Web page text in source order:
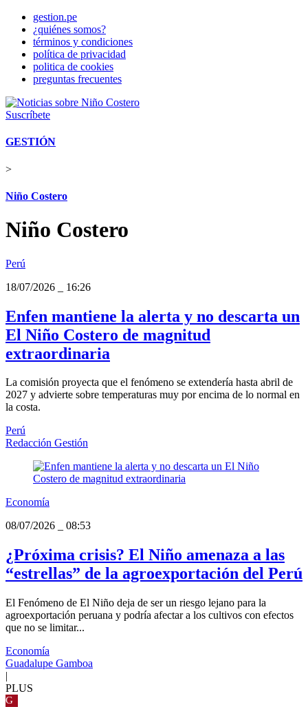
gestion.pe
¿quiénes somos?
términos y condiciones
política de privacidad
politica de cookies
preguntas frecuentes
Suscríbete
GESTIÓN
>
Niño Costero
Niño Costero
Perú
18/07/2026
16:26
Enfen mantiene la alerta y no descarta un
El Niño Costero de magnitud
extraordinaria
La comisión proyecta que el fenómeno se extendería hasta abril de
2027 y advierte sobre temperaturas muy por encima de lo normal en
la costa.
Perú
Redacción Gestión
Economía
08/07/2026
08:53
¿Próxima crisis? El Niño amenaza a las
“estrellas” de la agroexportación del Perú
El Fenómeno de El Niño deja de ser un riesgo lejano para la
agroexportación peruana y podría afectar a los cultivos con efectos
que no se limitar...
Economía
Guadalupe Gamboa
|
PLUS
G